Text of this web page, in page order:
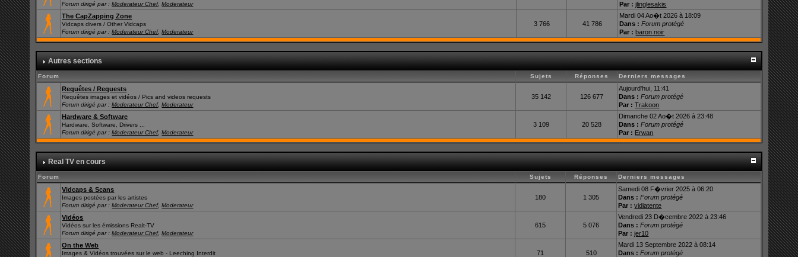
Forum dirigé par :Moderateur Chef,Moderateur
Par : jlinglesakis
The CapZapping Zone
Vidcaps divers / Other Vidcaps
Forum dirigé par :Moderateur Chef,Moderateur
3 766 41 786
Mardi 04 Ao�t 2026 à 18:09
Dans : Forum protégé
Par : baron noir
Autres sections
Forum Sujets Réponses Derniers messages
Requêtes / Requests
Requêtes images et vidéos / Pics and videos requests
Forum dirigé par :Moderateur Chef,Moderateur
35 142 126 677
Aujourd'hui, 11:41
Dans : Forum protégé
Par : Trakoon
Hardware & Software
Hardware, Software, Drivers ...
Forum dirigé par :Moderateur Chef,Moderateur
3 109 20 528
Dimanche 02 Ao�t 2026 à 23:48
Dans : Forum protégé
Par : Erwan
Real TV en cours
Forum Sujets Réponses Derniers messages
Vidcaps & Scans
Images postées par les artistes
Forum dirigé par :Moderateur Chef,Moderateur
180 1 305
Samedi 08 F�vrier 2025 à 06:20
Dans : Forum protégé
Par : vidiatente
Vidéos
Vidéos sur les émissions Realt-TV
Forum dirigé par :Moderateur Chef,Moderateur
615 5 076
Vendredi 23 D�cembre 2022 à 23:46
Dans : Forum protégé
Par : jer10
On the Web
Images & Vidéos trouvées sur le web - Leeching Interdit
71 510
Mardi 13 Septembre 2022 à 08:14
Dans : Forum protégé